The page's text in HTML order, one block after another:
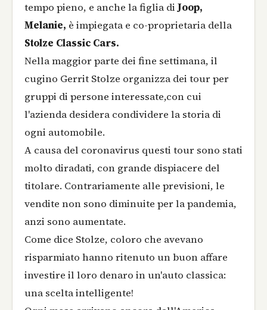
tempo pieno, e anche la figlia diJoop,
Melanie, è impiegata e co-proprietaria della
Stolze Classic Cars.
Nella maggior parte dei fine settimana, il
cugino Gerrit Stolze organizza dei tour per
gruppi di persone interessate,con cui
l'azienda desidera condividere la storia di
ogni automobile.
A causa del coronavirus questi tour sono stati
molto diradati, con grande dispiacere del
titolare. Contrariamente alle previsioni, le
vendite non sono diminuite per la pandemia,
anzi sono aumentate.
Come dice Stolze, coloro che avevano
risparmiato hanno ritenuto un buon affare
investire il loro denaro in un'auto classica:
una scelta intelligente!